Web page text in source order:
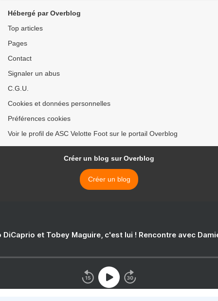
Hébergé par Overblog
Top articles
Pages
Contact
Signaler un abus
C.G.U.
Cookies et données personnelles
Préférences cookies
Voir le profil de ASC Velotte Foot sur le portail Overblog
Créer un blog sur Overblog
Créer un blog
DiCaprio et Tobey Maguire, c'est lui ! Rencontre avec